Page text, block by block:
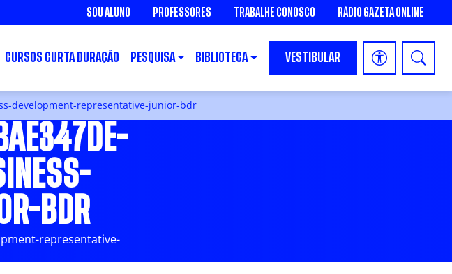
SOU ALUNO PROFESSORES TRABALHE CONOSCO RÁDIO GAZETA ONLINE
CURSOS CURTA DURAÇÃO PESQUISA BIBLIOTECA VESTIBULAR
development-representative-junior-bdr
BDR
representative-